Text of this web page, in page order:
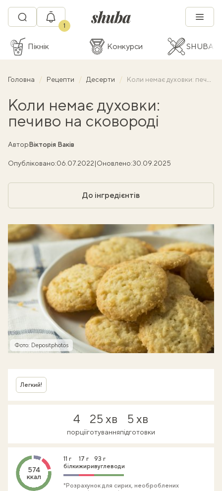
1
Пікнік Конкурси SHUBA
Головна Рецепти Десерти Коли немає духовки: печиво на сковороді
Коли немає духовки:
печиво на сковороді
АвторВікторія Ваків
Опубліковано:06.07.2022|Оновлено:30.09.2025
До інгредієнтів
Фото: Depositphotos
Легкий!
4
порції
25 хв
готування
5 хв
підготовки
574
ккал
11 г
білки
17 г
жири
93 г
вуглеводи
*Розрахунок для сирих, необроблених